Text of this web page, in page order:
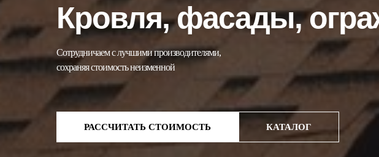
Кровля, фасады,
Сотрудничаем с лучшими производителями,
сохраняя стоимость неизменной
РАССЧИТАТЬ СТОИМОСТЬ КАТАЛОГ